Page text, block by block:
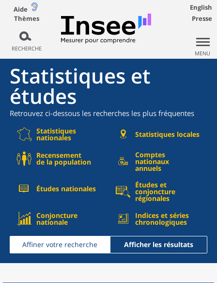
Aide
Thèmes
RECHERCHE
English
Presse
MENU
Statistiques et
études
Retrouvez ci-dessous les recherches les plus fréquentes
Statistiques
nationales Statistiques locales
Recensement
de la population
Comptes
nationaux
annuels
Études nationales Études et
conjoncture
régionales
Conjoncture
nationale
Indices et séries
chronologiques
Affiner votre recherche Afficher les résultats